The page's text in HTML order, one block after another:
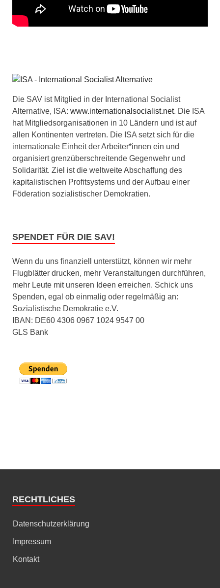
Die SAV ist Mitglied in der International Socialist
Alternative, ISA: www.internationalsocialist.net. Die ISA
hat Mitgliedsorganisationen in 10 Ländern und ist auf
allen Kontinenten vertreten. Die ISA setzt sich für die
internationale Einheit der Arbeiter*innen ein und
organisiert grenzüberschreitende Gegenwehr und
Solidarität. Ziel ist die weltweite Abschaffung des
kapitalistischen Profitsystems und der Aufbau einer
Föderation sozialistischer Demokratien.
SPENDET FÜR DIE SAV!
Wenn du uns finanziell unterstützt, können wir mehr
Flugblätter drucken, mehr Veranstaltungen durchführen,
mehr Leute mit unseren Ideen erreichen. Schick uns
Spenden, egal ob einmalig oder regelmäßig an:
Sozialistische Demokratie e.V.
IBAN: DE60 4306 0967 1024 9547 00
GLS Bank
RECHTLICHES
Datenschutzerklärung
Impressum
Kontakt